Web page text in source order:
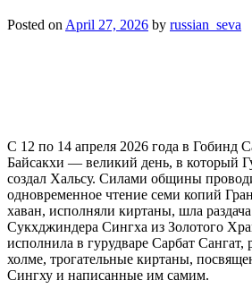
Posted on April 27, 2026 by russian_seva
С 12 по 14 апреля 2026 года в Гобинд
Байсакхи — великий день, в который
создал Хальсу. Силами общины
одновременное чтение семи копий
хаван, исполняли киртаны, шла
Сукхджиндера Сингха из Золотого
исполнила в гурудваре Сарбат Сангат,
холме, трогательные киртаны,
Сингху и написанные им самим.